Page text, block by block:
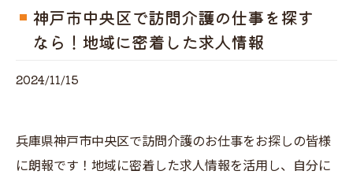
神戸市中央区で訪問介護の仕事を探す
なら！地域に密着した求人情報
2024/11/15
兵庫県神戸市中央区で訪問介護のお仕事をお探しの皆様
に朗報です！地域に密着した求人情報を活用し、自分に